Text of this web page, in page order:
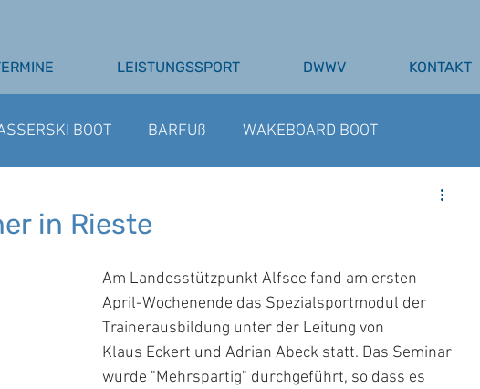
LEISTUNGSSPORT DWWV KONTAKT
BOOT BARFUß WAKEBOARD BOOT
WAKESURFEN
in Rieste
Am Landesstützpunkt Alfsee fand am ersten
April-Wochenende das Spezialsportmodul der
Trainerausbildung unter der Leitung von
Klaus Eckert und Adrian Abeck statt. Das Seminar
wurde "Mehrspartig" durchgeführt, so dass es